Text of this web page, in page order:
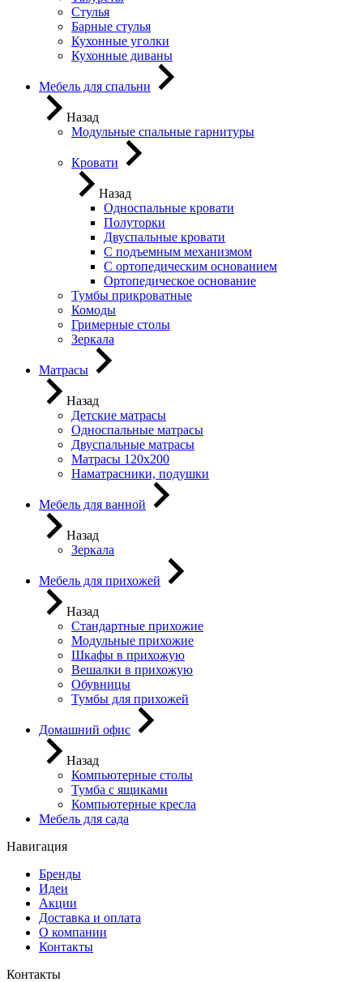
Стулья
Барные стулья
Кухонные уголки
Кухонные диваны
Мебель для спальни
Назад
Модульные спальные гарнитуры
Кровати
Назад
Односпальные кровати
Полуторки
Двуспальные кровати
С подъемным механизмом
С ортопедическим основанием
Ортопедическое основание
Тумбы прикроватные
Комоды
Гримерные столы
Зеркала
Матрасы
Назад
Детские матрасы
Односпальные матрасы
Двуспальные матрасы
Матрасы 120х200
Наматрасники, подушки
Мебель для ванной
Назад
Зеркала
Мебель для прихожей
Назад
Стандартные прихожие
Модульные прихожие
Шкафы в прихожую
Вешалки в прихожую
Обувницы
Тумбы для прихожей
Домашний офис
Назад
Компьютерные столы
Тумба с ящиками
Компьютерные кресла
Мебель для сада
Навигация
Бренды
Идеи
Акции
Доставка и оплата
О компании
Контакты
Контакты